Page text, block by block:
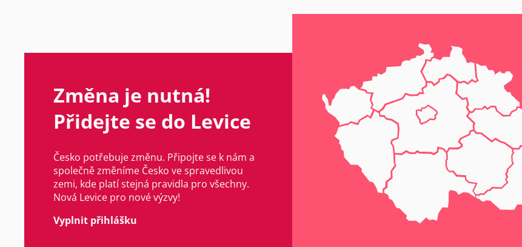
Změna je nutná!
Přidejte se do Levice
Česko potřebuje změnu. Připojte se k nám a
společně změníme Česko ve spravedlivou
zemi, kde platí stejná pravidla pro všechny.
Nová Levice pro nové výzvy!
Vyplnit přihlášku